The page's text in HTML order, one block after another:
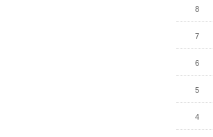
8
7
6
5
4